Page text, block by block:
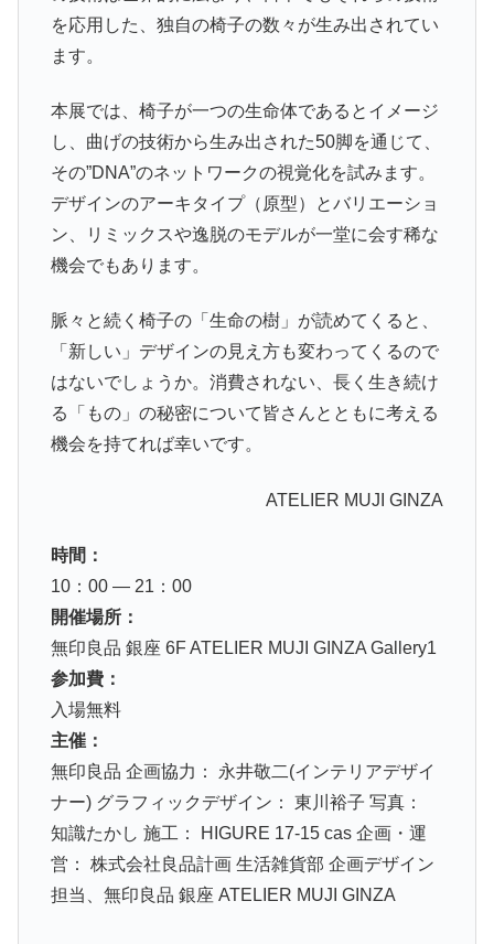
を応用した、独自の椅子の数々が生み出されてい
ます。
本展では、椅子が一つの生命体であるとイメージ
し、曲げの技術から生み出された50脚を通じて、
その”DNA”のネットワークの視覚化を試みます。
デザインのアーキタイプ（原型）とバリエーショ
ン、リミックスや逸脱のモデルが一堂に会す稀な
機会でもあります。
脈々と続く椅子の「生命の樹」が読めてくると、
「新しい」デザインの見え方も変わってくるので
はないでしょうか。消費されない、長く生き続け
る「もの」の秘密について皆さんとともに考える
機会を持てれば幸いです。
ATELIER MUJI GINZA
時間：
10：00 ― 21：00
開催場所：
無印良品 銀座 6F ATELIER MUJI GINZA Gallery1
参加費：
入場無料
主催：
無印良品 企画協力： 永井敬二(インテリアデザイ
ナー) グラフィックデザイン： 東川裕子 写真：
知識たかし 施工： HIGURE 17-15 cas 企画・運
営： 株式会社良品計画 生活雑貨部 企画デザイン
担当、無印良品 銀座 ATELIER MUJI GINZA